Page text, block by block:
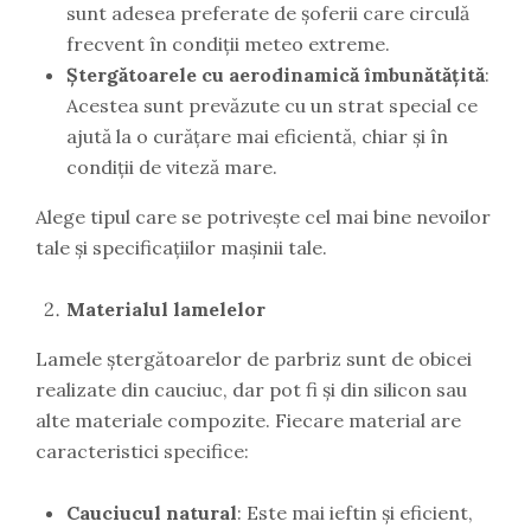
sunt adesea preferate de șoferii care circulă
frecvent în condiții meteo extreme.
Ștergătoarele cu aerodinamică îmbunătățită:
Acestea sunt prevăzute cu un strat special ce
ajută la o curățare mai eficientă, chiar și în
condiții de viteză mare.
Alege tipul care se potrivește cel mai bine nevoilor
tale și specificațiilor mașinii tale.
Materialul lamelelor
Lamele ștergătoarelor de parbriz sunt de obicei
realizate din cauciuc, dar pot fi și din silicon sau
alte materiale compozite. Fiecare material are
caracteristici specifice:
Cauciucul natural: Este mai ieftin și eficient,